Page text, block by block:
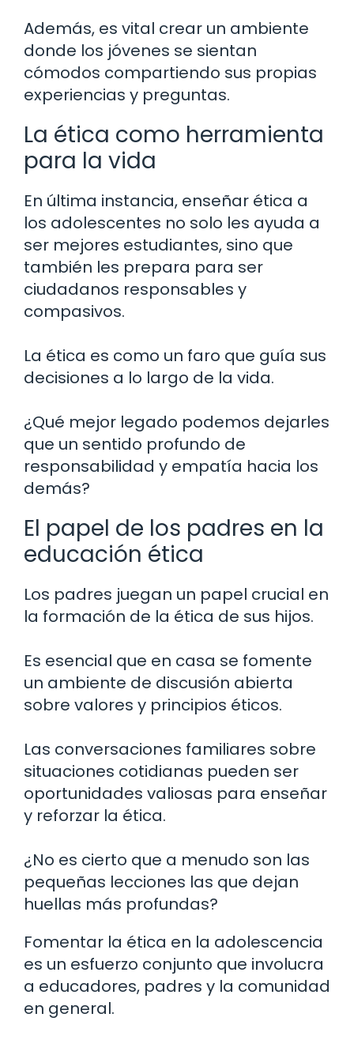
Además, es vital crear un ambiente
donde los jóvenes se sientan
cómodos compartiendo sus propias
experiencias y preguntas.
La ética como herramienta
para la vida
En última instancia, enseñar ética a
los adolescentes no solo les ayuda a
ser mejores estudiantes, sino que
también les prepara para ser
ciudadanos responsables y
compasivos.
La ética es como un faro que guía sus
decisiones a lo largo de la vida.
¿Qué mejor legado podemos dejarles
que un sentido profundo de
responsabilidad y empatía hacia los
demás?
El papel de los padres en la
educación ética
Los padres juegan un papel crucial en
la formación de la ética de sus hijos.
Es esencial que en casa se fomente
un ambiente de discusión abierta
sobre valores y principios éticos.
Las conversaciones familiares sobre
situaciones cotidianas pueden ser
oportunidades valiosas para enseñar
y reforzar la ética.
¿No es cierto que a menudo son las
pequeñas lecciones las que dejan
huellas más profundas?
Fomentar la ética en la adolescencia
es un esfuerzo conjunto que involucra
a educadores, padres y la comunidad
en general.